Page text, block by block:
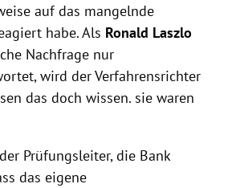
auf das mangelnde
habe. Als Ronald Laszlo
Nachfrage nur
wird derVerfahrensrichter
das doch wissen. sie waren
Prüfungsleiter, die Bank
das eigene